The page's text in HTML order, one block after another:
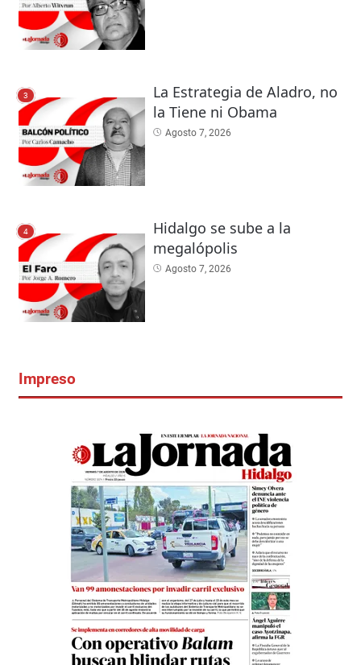
3
La Estrategia de Aladro, no
la Tiene ni Obama
Agosto 7, 2026
4
Hidalgo se sube a la
megalópolis
Agosto 7, 2026
Impreso